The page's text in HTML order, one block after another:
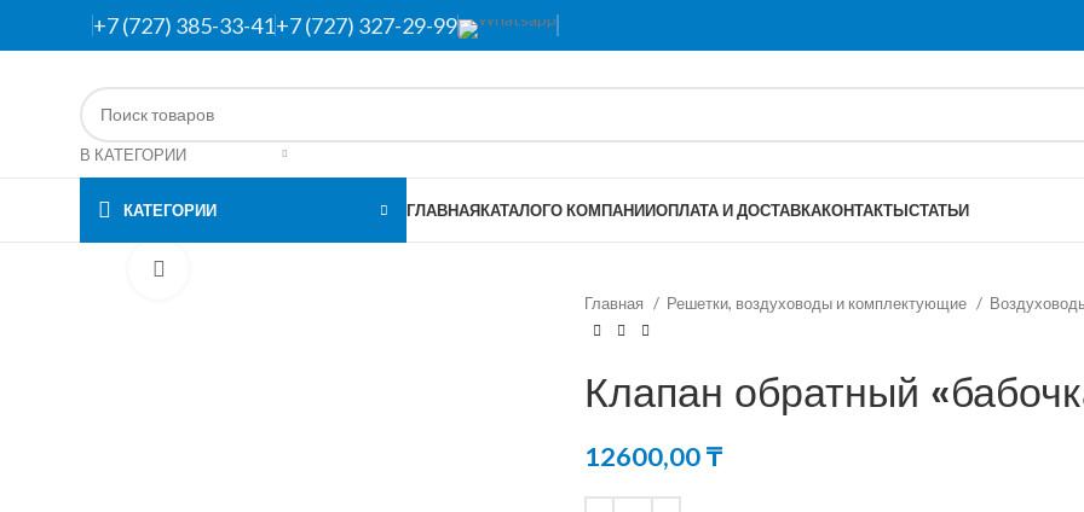
+7 (727) 385-33-41+7 (727) 327-29-99
В КАТЕГОРИИ
КАТЕГОРИИ ГЛАВНАЯКАТАЛОГО КОМПАНИИОПЛАТА И ДОСТАВКАКОНТАКТЫСТАТЬИ
Главная
Решетки, воздуховоды и комплектующие
Клапан обратный
12600,00₸